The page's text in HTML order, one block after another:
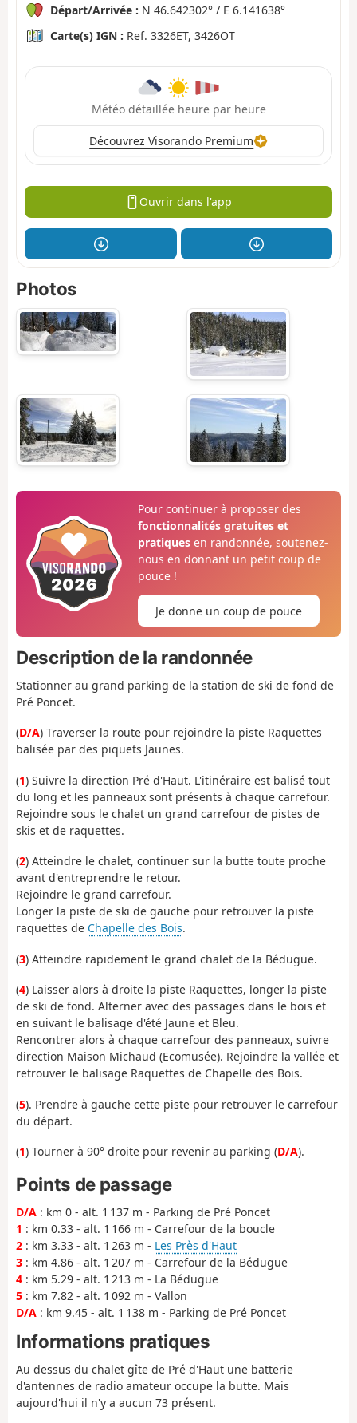
Départ/Arrivée : N 46.642302° / E 6.141638°
Carte(s) IGN : Ref. 3326ET, 3426OT
Météo détaillée heure par heure
Découvrez Visorando Premium
Ouvrir dans l'app
Photos
Pour continuer à proposer des
fonctionnalités gratuites et
pratiquesen randonnée, soutenez-
nous en donnant un petit coup de
pouce !
Je donne un coup de pouce
Description de la randonnée
Stationner au grand parking de la station de ski de fond de
Pré Poncet.
(D/A) Traverser la route pour rejoindre la piste Raquettes
balisée par des piquets Jaunes.
(1) Suivre la direction Pré d'Haut. L'itinéraire est balisé tout
du long et les panneaux sont présents à chaque carrefour.
Rejoindre sous le chalet un grand carrefour de pistes de
skis et de raquettes.
(2) Atteindre le chalet, continuer sur la butte toute proche
avant d'entreprendre le retour.
Rejoindre le grand carrefour.
Longer la piste de ski de gauche pour retrouver la piste
raquettes de Chapelle des Bois.
(3) Atteindre rapidement le grand chalet de la Bédugue.
(4) Laisser alors à droite la piste Raquettes, longer la piste
de ski de fond. Alterner avec des passages dans le bois et
en suivant le balisage d'été Jaune et Bleu.
Rencontrer alors à chaque carrefour des panneaux, suivre
direction Maison Michaud (Ecomusée). Rejoindre la vallée et
retrouver le balisage Raquettes de Chapelle des Bois.
(5). Prendre à gauche cette piste pour retrouver le carrefour
du départ.
(1) Tourner à 90° droite pour revenir au parking (D/A).
Points de passage
D/A : km 0 - alt. 1 137 m - Parking de Pré Poncet
1 : km 0.33 - alt. 1 166 m - Carrefour de la boucle
2 : km 3.33 - alt. 1 263 m - Les Près d'Haut
3 : km 4.86 - alt. 1 207 m - Carrefour de la Bédugue
4 : km 5.29 - alt. 1 213 m - La Bédugue
5 : km 7.82 - alt. 1 092 m - Vallon
D/A : km 9.45 - alt. 1 138 m - Parking de Pré Poncet
Informations pratiques
Au dessus du chalet gîte de Pré d'Haut une batterie
d'antennes de radio amateur occupe la butte. Mais
aujourd'hui il n'y a aucun 73 présent.